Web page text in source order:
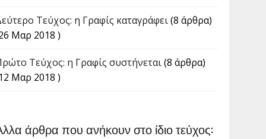
Τεύχος: η Γραφίς καταγράφει(8 άρθρα)
Μαρ 2018 )
Τεύχος: η Γραφίς συστήνεται(8 άρθρα)
Μαρ 2018 )
άρθρα που ανήκουν στο ίδιο τεύχος: